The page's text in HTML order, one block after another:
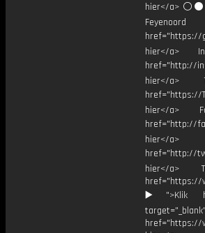
hier</a> ⚪️⚫
href="https://
hier</a>
href="http://
hier</a>
hier</a>
href="http://
hier</
hier</a>
href="https://
▶️">Klik
target="_blank"
href="https://